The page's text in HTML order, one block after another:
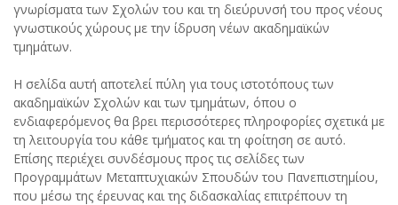
γνωρίσματα των Σχολών του και τη διεύρυνσή του προς νέους
γνωστικούς χώρους με την ίδρυση νέων ακαδημαϊκών
τμημάτων.
Η σελίδα αυτή αποτελεί πύλη για τους ιστοτόπους των
ακαδημαϊκών Σχολών και των τμημάτων, όπου ο
ενδιαφερόμενος θα βρει περισσότερες πληροφορίες σχετικά με
τη λειτουργία του κάθε τμήματος και τη φοίτηση σε αυτό.
Επίσης περιέχει συνδέσμους προς τις σελίδες των
Προγραμμάτων Μεταπτυχιακών Σπουδών του Πανεπιστημίου,
που μέσω της έρευνας και της διδασκαλίας επιτρέπουν τη